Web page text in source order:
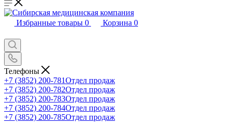
Избранные товары 0 Корзина 0
Телефоны
+7 (3852) 200-781Отдел продаж
+7 (3852) 200-782Отдел продаж
+7 (3852) 200-783Отдел продаж
+7 (3852) 200-784Отдел продаж
+7 (3852) 200-785Отдел продаж